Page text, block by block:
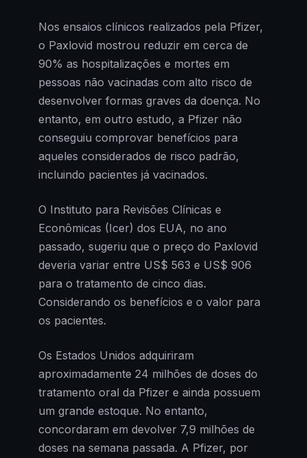
Nos ensaios clínicos realizados pela Pfizer,
o Paxlovid mostrou reduzir em cerca de
90% as hospitalizações e mortes em
pessoas não vacinadas com alto risco de
desenvolver formas graves da doença. No
entanto, em outro estudo, a Pfizer não
conseguiu comprovar benefícios para
aqueles considerados de risco padrão,
incluindo pacientes já vacinados.
O Instituto para Revisões Clínicas e
Econômicas (Icer) dos EUA, no ano
passado, sugeriu que o preço do Paxlovid
deveria variar entre US$ 563 e US$ 906
para o tratamento de cinco dias.
Considerando os benefícios e o valor para
os pacientes.
Os Estados Unidos adquiriram
aproximadamente 24 milhões de doses do
tratamento oral da Pfizer e ainda possuem
um grande estoque. No entanto,
concordaram em devolver 7,9 milhões de
doses na semana passada. A Pfizer, por